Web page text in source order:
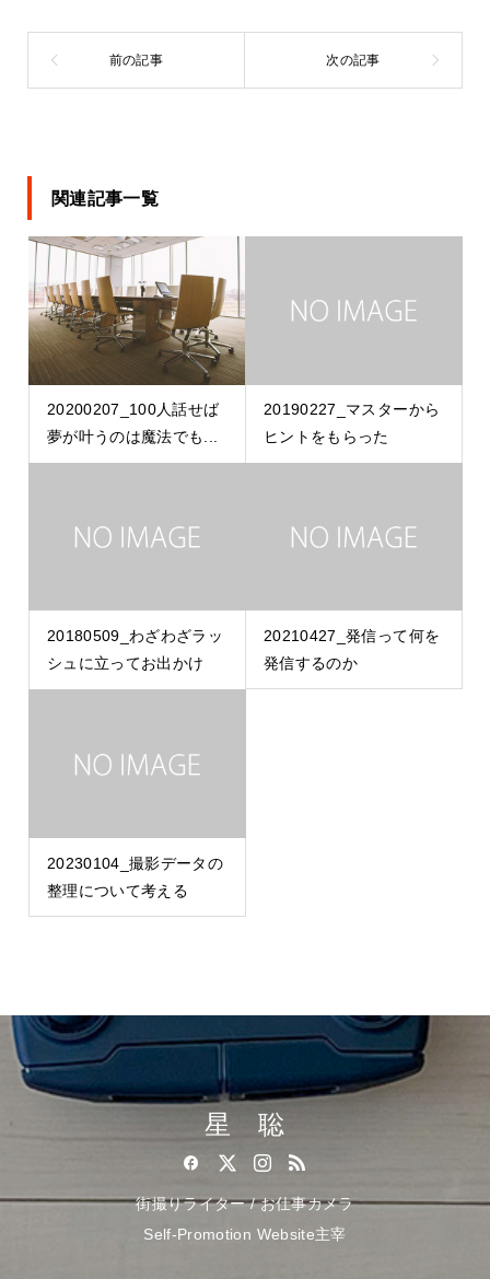
関連記事一覧
20200207_100人話せば
夢が叶うのは魔法でも...
20190227_マスターから
ヒントをもらった
20180509_わざわざラッ
シュに立ってお出かけ
20210427_発信って何を
発信するのか
20230104_撮影データの
整理について考える
星 聡
街撮りライター / お仕事カメラ
Self-Promotion Website主宰